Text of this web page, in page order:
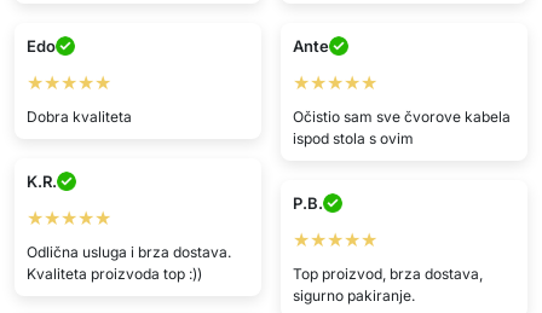
Edo
★★★★★
Dobra kvaliteta
Ante
★★★★★
Očistio sam sve čvorove kabela
ispod stola s ovim
K.R.
★★★★★
Odlična usluga i brza dostava.
Kvaliteta proizvoda top :))
P.B.
★★★★★
Top proizvod, brza dostava,
sigurno pakiranje.